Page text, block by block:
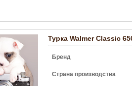
Турка Walmer Classic
Бренд
Страна производства